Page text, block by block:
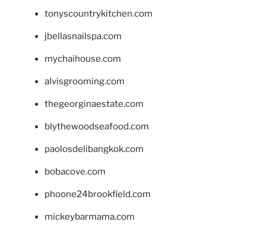
tonyscountrykitchen.com
jbellasnailspa.com
mychaihouse.com
alvisgrooming.com
thegeorginaestate.com
blythewoodseafood.com
paolosdelibangkok.com
bobacove.com
phoone24brookfield.com
mickeybarmama.com